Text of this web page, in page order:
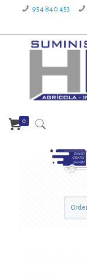
954 840 453
0